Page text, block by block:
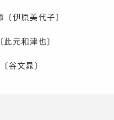
伊原美代子〕
元和津也〕
谷文晁〕